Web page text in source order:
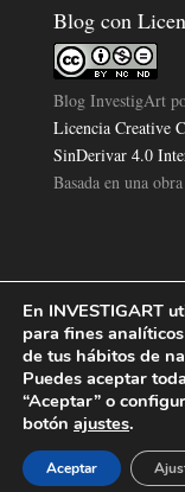
Blog con
Blog InvestigArt
Licencia Creative
SinDerivar 4.0
Basada en una
Política de
Investigart
En INVESTIGART
para fines
de tus hábitos de
Puedes aceptar
“Aceptar” o
botón ajustes.
Aceptar